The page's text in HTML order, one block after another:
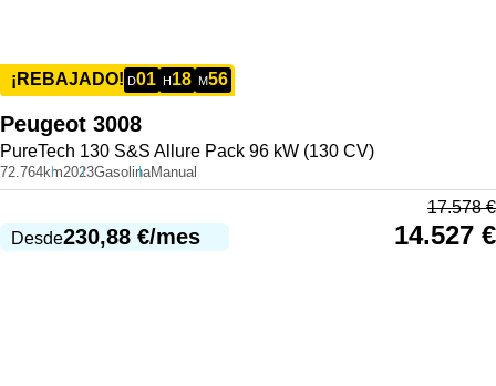
¡REBAJADO! D01 H18 M56
Peugeot 3008
PureTech 130 S&S Allure Pack 96 kW (130 CV)
72.764km2023GasolinaManual
Desde230,88 €/mes
17.578€
14.527 €